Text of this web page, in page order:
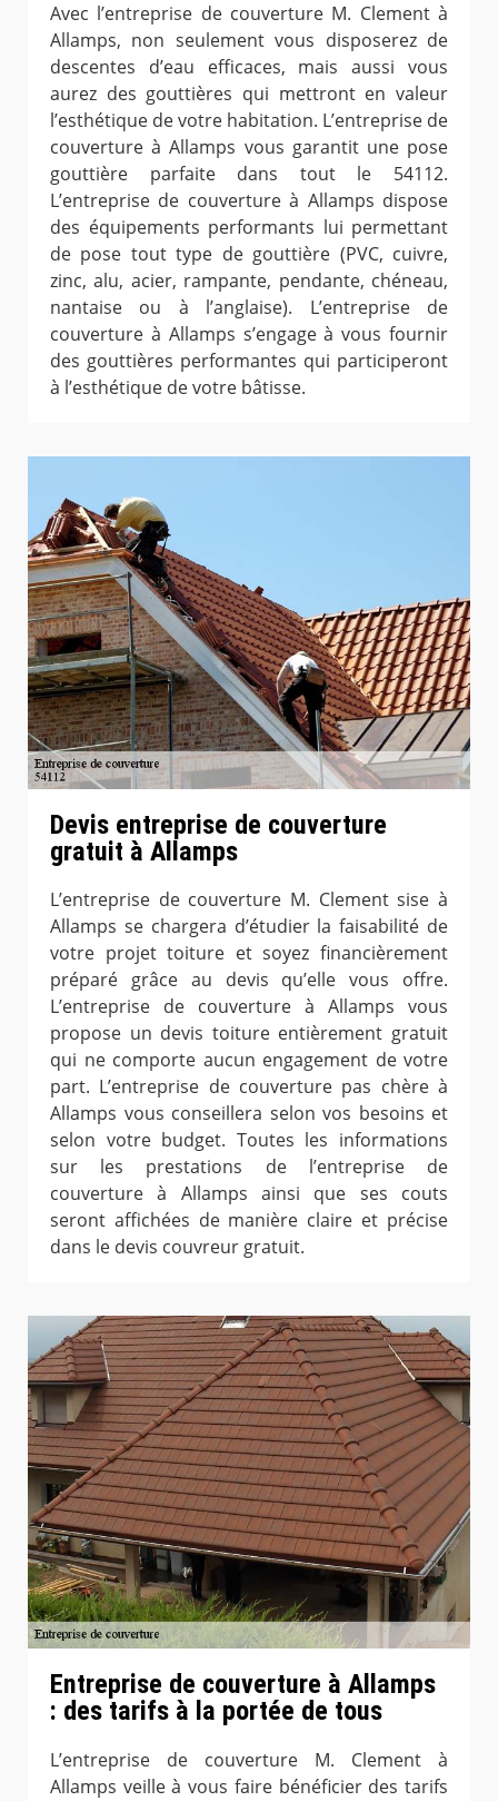
Avec l’entreprise de couverture M. Clement à
Allamps, non seulement vous disposerez de
descentes d’eau efficaces, mais aussi vous
aurez des gouttières qui mettront en valeur
l’esthétique de votre habitation. L’entreprise de
couverture à Allamps vous garantit une pose
gouttière parfaite dans tout le 54112.
L’entreprise de couverture à Allamps dispose
des équipements performants lui permettant
de pose tout type de gouttière (PVC, cuivre,
zinc, alu, acier, rampante, pendante, chéneau,
nantaise ou à l’anglaise). L’entreprise de
couverture à Allamps s’engage à vous fournir
des gouttières performantes qui participeront
à l’esthétique de votre bâtisse.
Devis entreprise de couverture
gratuit à Allamps
L’entreprise de couverture M. Clement sise à
Allamps se chargera d’étudier la faisabilité de
votre projet toiture et soyez financièrement
préparé grâce au devis qu’elle vous offre.
L’entreprise de couverture à Allamps vous
propose un devis toiture entièrement gratuit
qui ne comporte aucun engagement de votre
part. L’entreprise de couverture pas chère à
Allamps vous conseillera selon vos besoins et
selon votre budget. Toutes les informations
sur les prestations de l’entreprise de
couverture à Allamps ainsi que ses couts
seront affichées de manière claire et précise
dans le devis couvreur gratuit.
Entreprise de couverture à Allamps
: des tarifs à la portée de tous
L’entreprise de couverture M. Clement à
Allamps veille à vous faire bénéficier des tarifs